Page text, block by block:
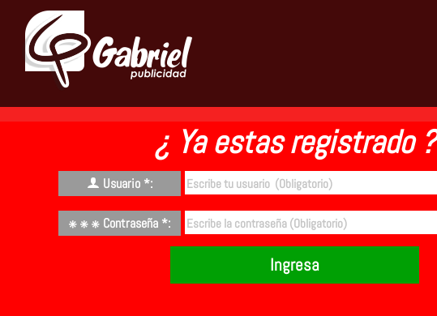
¿ Ya estas registrado ?
Usuario *:
Contraseña *:
Ingresa